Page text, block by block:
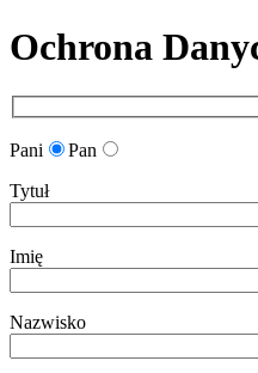
Ochrona
Pani
Pan
Tytuł
Imię
Nazwisko